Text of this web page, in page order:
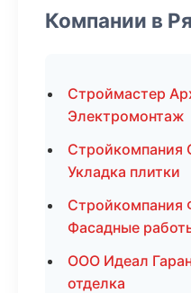
Компании в
Строймастер
Электромонтаж
Укладка плитки
Фасадные
ООО Идеал
отделка